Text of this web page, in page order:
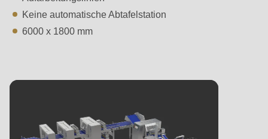
Keine automatische Abtafelstation
6000 x 1800 mm